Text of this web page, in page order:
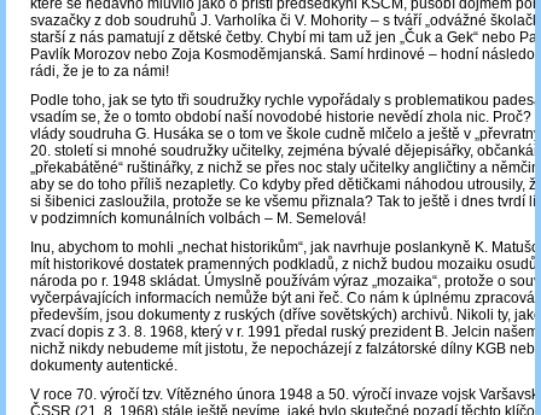
které se nedávno mluvilo jako o příští předsedkyni KSČM, působí dojmem
svazačky z dob soudruhů J. Varholíka či V. Mohority – s tváří „odvážné
starší z nás pamatují z dětské četby. Chybí mi tam už jen „Čuk a Gek“ nebo
Pavlík Morozov nebo Zoja Kosmoděmjanská. Samí hrdinové – hodní
rádi, že je to za námi!
Podle toho, jak se tyto tři soudružky rychle vypořádaly s problematikou
vsadím se, že o tomto období naší novodobé historie nevědí zhola nic. Proč?
vlády soudruha G. Husáka se o tom ve škole cudně mlčelo a ještě v
20. století si mnohé soudružky učitelky, zejména bývalé dějepisářky,
„překabátěné“ ruštinářky, z nichž se přes noc staly učitelky angličtiny a
aby se do toho příliš nezapletly. Co kdyby před dětičkami náhodou utrousily,
si šibenici zasloužila, protože se ke všemu přiznala? Tak to ještě i dnes tvrdí
v podzimních komunálních volbách – M. Semelová!
Inu, abychom to mohli „nechat historikům“, jak navrhuje poslankyně K.
mít historikové dostatek pramenných podkladů, z nichž budou mozaiku
národa po r. 1948 skládat. Úmyslně používám výraz „mozaika“, protože o
vyčerpávajících informacích nemůže být ani řeč. Co nám k úplnému
především, jsou dokumenty z ruských (dříve sovětských) archivů. Nikoli ty,
zvací dopis z 3. 8. 1968, který v r. 1991 předal ruský prezident B. Jelcin
nichž nikdy nebudeme mít jistotu, že nepocházejí z falzátorské dílny KGB
dokumenty autentické.
V roce 70. výročí tzv. Vítězného února 1948 a 50. výročí invaze vojsk